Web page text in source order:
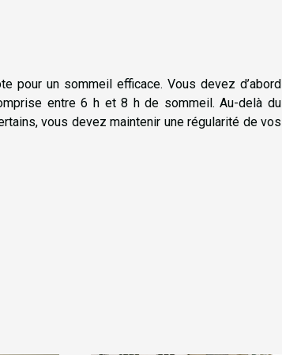
pour un sommeil efficace. Vous devez d’abord
entre 6 h et 8 h de sommeil. Au-delà du
vous devez maintenir une régularité de vos